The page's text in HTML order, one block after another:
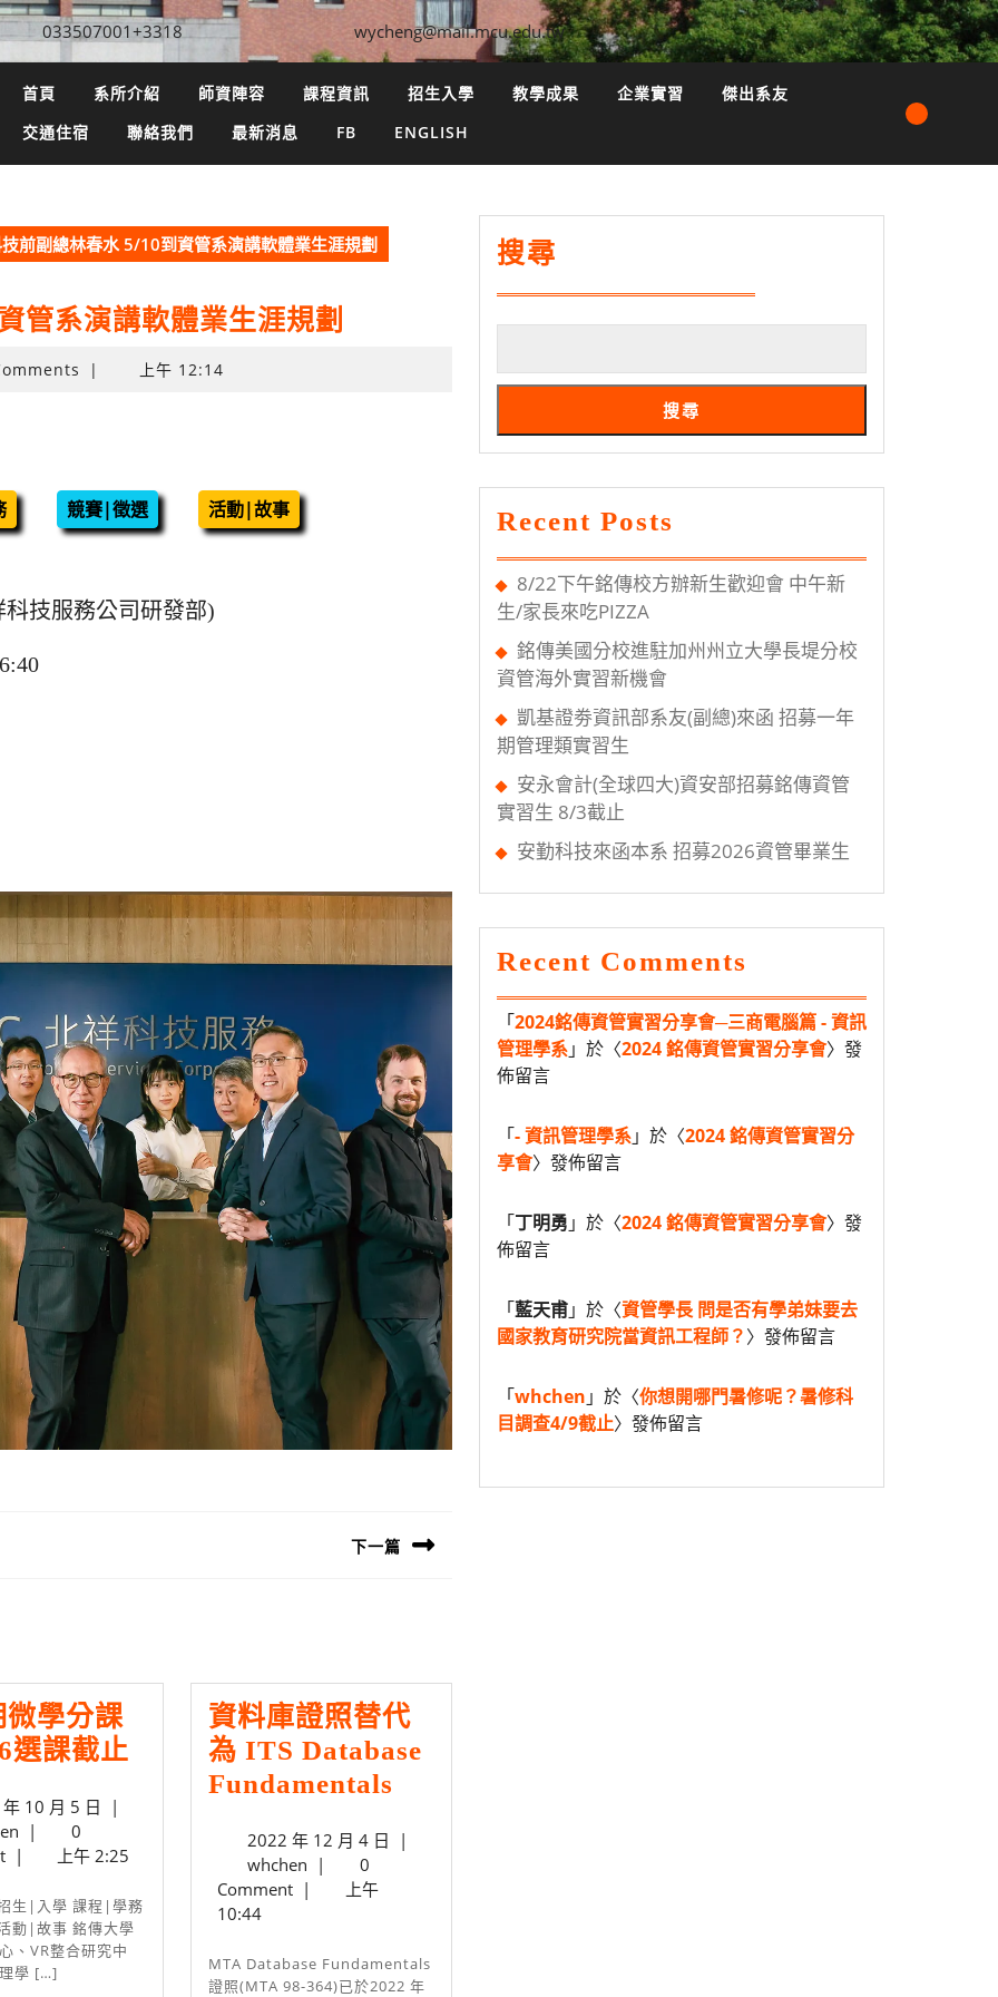
033507001+3318 wycheng@mail.mcu.edu.tw
首頁 系所介紹 師資陣容 課程資訊 招生入學 教學成果 企業實習
傑出系友
交通住宿
聯絡我們 最新消息 FB ENGLISH
前副總林春水 5/10到資管系演講軟體業生涯規劃
管系演講軟體業生涯規劃
| 上午 12:14
競賽|徵選 活動|故事
技服務公司研發部)
下一篇
微學分課
選課截止
微
分
10 月 5 日 2023
10
5
日
|
whchen
|
0
| 上午 2:25
動|故事 銘傳大學
、VR整合研究中
學 […]
資料庫證照替代
為 ITS Database
Fundamentals
庫
代
2022 年 12 月 4 日 2022
日
|
whchen whchen
|
0
Comment |
上午
10:44
MTA Database Fundamentals
證照(MTA 98-364)已於2022 年
搜尋
搜尋
Recent Posts
8/22下午銘傳校方辦新生歡迎會 中午新
生/家長來吃PIZZA
銘傳美國分校進駐加州州立大學長堤分校
資管海外實習新機會
凱基證劵資訊部系友(副總)來函 招募一年
期管理類實習生
安永會計(全球四大)資安部招募銘傳資管
實習生 8/3截止
安勤科技來函本系 招募2026資管畢業生
Recent Comments
「2024銘傳資管實習分享會─三商電腦篇 - 資訊
管理學系」於〈2024 銘傳資管實習分享會〉發
佈留言
「- 資訊管理學系」於〈2024 銘傳資管實習分
享會〉發佈留言
「丁明勇 」於〈2024 銘傳資管實習分享會〉發
佈留言
「藍天甫」於〈資管學長 問是否有學弟妹要去
國家教育研究院當資訊工程師？〉發佈留言
「whchen 」於〈你想開哪門暑修呢？暑修科
目調查4/9截止〉發佈留言